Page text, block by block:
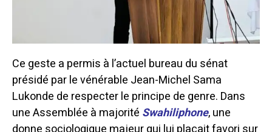
Ce geste a permis à l’actuel bureau du sénat
présidé par le vénérable Jean-Michel Sama
Lukonde de respecter le principe de genre. Dans
une Assemblée à majorité Swahiliphone, une